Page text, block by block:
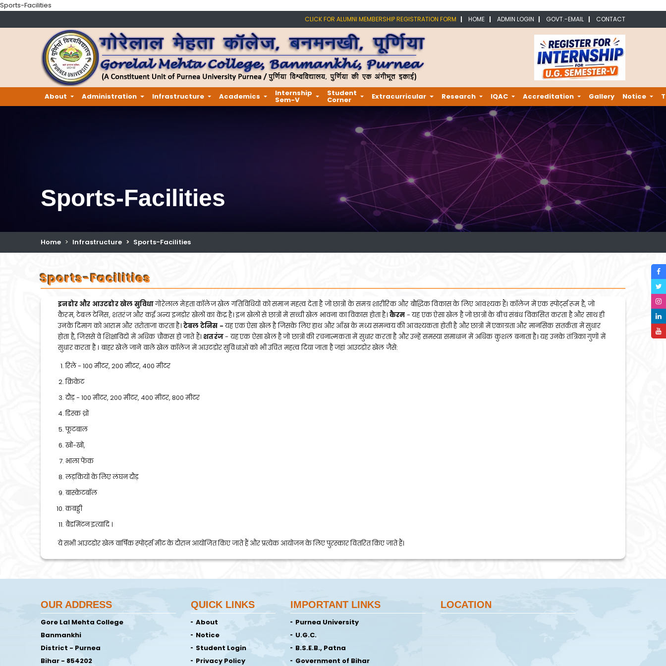
Sports-Facilities
CLICK FOR ALUMNI MEMBERSHIP REGISTRATION FORM HOME ADMIN LOGIN GOVT.-EMAIL CONTACT
About Administration Infrastructure Academics Internship
Sem-V
Student
Corner Extracurricular Research IQAC Accreditation Gallery Notice
Sports-Facilities
Home Infrastructure Sports-Facilities
Sports-Facilities
इनडोर और आउटडोर खेल सुविधागोरेलाल मेहता कॉलेज खेल गतिविधियों को समान महत्व देता है जो छात्रों के समग्र शारीरिक और बौद्धिक विकास के लिए आवश्यक हैं। कॉलेज में एक स्पोर्ट्स रूम है, जो
कैरम, टेबल टेनिस, शतरंज और कई अन्य इनडोर खेलों का केंद्र है। इन खेलों से छात्रों में सच्ची खेल भावना का विकास होता है।कैरम - यह एक ऐसा खेल है जो छात्रों के बीच संबंध विकसित करता है और साथ ही
उनके दिमाग को आराम और तरोताजा करता है।टेबल टेनिस -यह एक ऐसा खेल है जिसके लिए हाथ और आँख के मध्य समन्वय की आवश्यकता होती है और छात्रों में एकाग्रता और मानसिक सतर्कता में सुधार
होता है, जिससे वे शिक्षाविदों में अधिक चौकस हो जाते हैं। शतरंज- यह एक ऐसा खेल है जो छात्रों की रचनात्मकता में सुधार करता है और उन्हें समस्या समाधान में अधिक कुशल बनाता है। यह उनके तंत्रिका गुणों में
सुधार करता है । बाहर खेले जाने वाले खेल कॉलेज में आउटडोर सुविधाओं को भी उचित महत्व दिया जाता है जहां आउटडोर खेल जैसे:
रिले - 100 मीटर, 200 मीटर, 400 मीटर
क्रिकेट
दौड़ - 100 मीटर, 200 मीटर, 400 मीटर, 800 मीटर
डिस्क थ्रो
फूटबाल
खो-खो,
भाला फेंक
लड़कियों के लिए लंघन दौड़
बास्केटबॉल
कबड्डी
बैडमिंटन इत्यादि ।
ये सभी आउटडोर खेल वार्षिक स्पोर्ट्स मीट के दौरान आयोजित किए जाते हैं और प्रत्येक आयोजन के लिए पुरस्कार वितरित किए जाते हैं।
OUR ADDRESS
Gore Lal Mehta College
Banmankhi
District - Purnea
Bihar - 854202
QUICK LINKS
About
Notice
Student Login
Privacy Policy
IMPORTANT LINKS
Purnea University
U.G.C.
B.S.E.B., Patna
Government of Bihar
LOCATION